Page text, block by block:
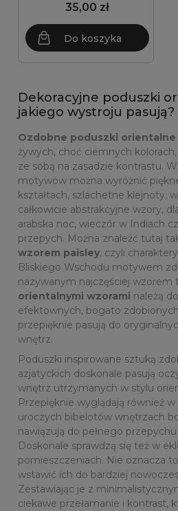
35,00 zł
Do koszyka
Dekoracyjne poduszki
jakiego wystroju pasują?
Ozdobne poduszki orientalne
żywych, choć ciemnych
ze sobą na zasadzie kontrastu.
motywów można wyróżnić
kształtach, szlachetne klejnoty,
całkowicie abstrakcyjne wzory,
arabska noc, wieczór w Indiach
przepych. Można znaleźć tutaj
wzorem paisley, czyli
Bliskiego Wschodu motywem
nazywanym najczęściej wzorem
orientalnymi wzorami należą
efektownych, bogato
przepięknie pasują do
wnętrz.
Poduszki inspirowane sztuką
azjatyckich doskonale pasują
wnętrz utrzymanych w stylu
Przepięknie wyglądają również w
uroczych bibelotów wnętrzach
nawiązują do pełnego
Doskonale sprawdzą się też w
pomieszczeniach. Nie oznacza
wstawić ich do bardziej
Zestawiając je z
ciekawe przełamanie i kontrast,